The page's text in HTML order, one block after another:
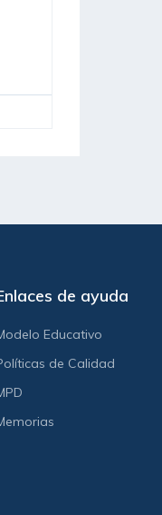
de ayuda
Educativo
de Calidad